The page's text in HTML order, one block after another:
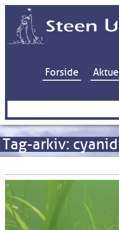
Forside
Søg
Tag-arkiv: cyanid